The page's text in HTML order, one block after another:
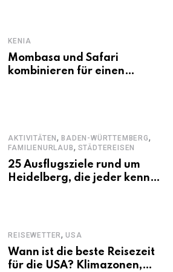
KENIA
Mombasa und Safari
kombinieren für einen
AKTIVITÄTEN,BADEN-WÜRTTEMBERG,
FAMILIENURLAUB, STÄDTEREISEN
25 Ausflugsziele rund um
Heidelberg, die jeder kennen
REISEWETTER,USA
Wann ist die beste Reisezeit
für die USA? Klimazonen,